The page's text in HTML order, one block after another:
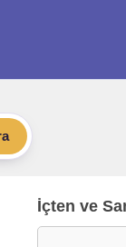
İçten ve